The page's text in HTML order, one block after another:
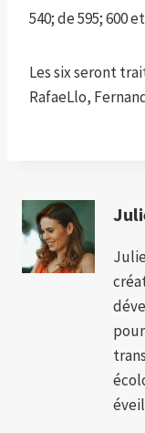
540; de 595; 600
Les six seront
RafaeLlo,